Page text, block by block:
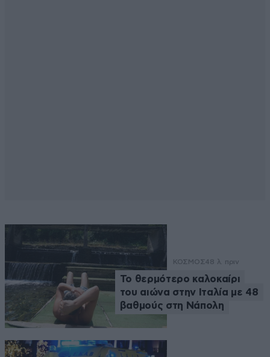
ΚΟΣΜΟΣ48 λ. πριν
Το θερμότερο καλοκαίρι
του αιώνα στην Ιταλία με 48
βαθμούς στη Νάπολη